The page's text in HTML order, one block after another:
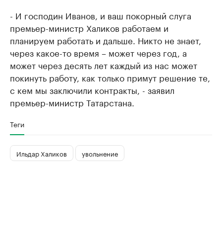
- И господин Иванов, и ваш покорный слуга
премьер-министр Халиков работаем и
планируем работать и дальше. Никто не знает,
через какое-то время – может через год, а
может через десять лет каждый из нас может
покинуть работу, как только примут решение те,
с кем мы заключили контракты, - заявил
премьер-министр Татарстана.
Теги
Ильдар Халиков увольнение